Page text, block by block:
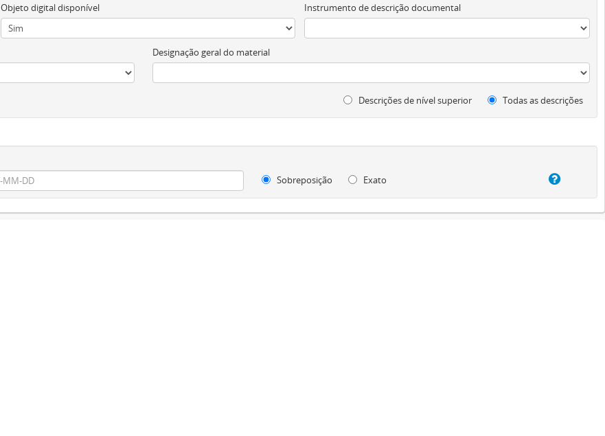
Objeto digital disponível Instrumento de descrição documental
Designação geral do material
Descrições de nível superior Todas as descrições
Sobreposição
Exato